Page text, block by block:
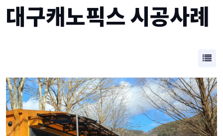
대구캐노픽스 시공사례